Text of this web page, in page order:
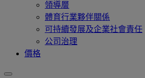
領導層
體育行業夥伴關係
可持續發展及企業社會責任
公司治理
價格